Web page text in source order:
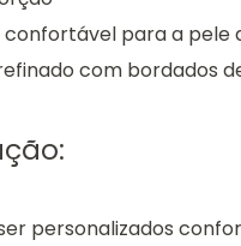
confortável para a pele
com bordados
personalizados